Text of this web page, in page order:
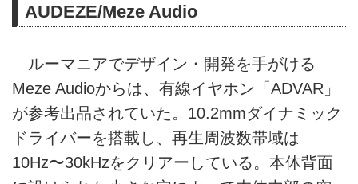
AUDEZE/Meze Audio
ルーマニアでデザイン・開発を手がける
Meze Audioからは、有線イヤホン「ADVAR」
が参考出品されていた。10.2mmダイナミック
ドライバーを搭載し、再生周波数帯域は
10Hz〜30kHzをクリアーしている。本体背面